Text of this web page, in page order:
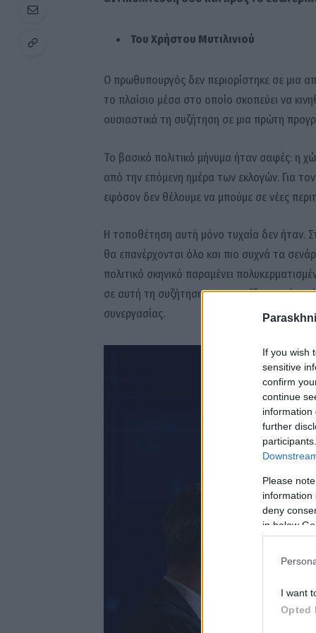
If you wish
sensitive
confirm
continue
information
further
Please
information
deny
in below
I want
Opted
Του Χρήστου Μυτιλινιού
Ο πρωθυπουργός δεν περιορίστηκε σε μια
το πλαίσιο μέσα στο οποίο σκοπεύει να
ουσιαστικά τη συζήτηση σε μια πρώτη
Το βασικό πολιτικό μήνυμα ήταν σαφές: η
από την επόμενη ημέρα των εκλογών. Για
εφόσον δεν θέλουμε να μπούμε σε νέες
Η τοποθέτηση αυτή μόνο τυχαία δεν ήταν.
θα επανέρχονται όλο και πιο συχνά τα
πολιτικό σκηνικό παραμένει
σε αυτή τη συζήτηση, υποστηρίζοντας ότι
συνεργασίας.